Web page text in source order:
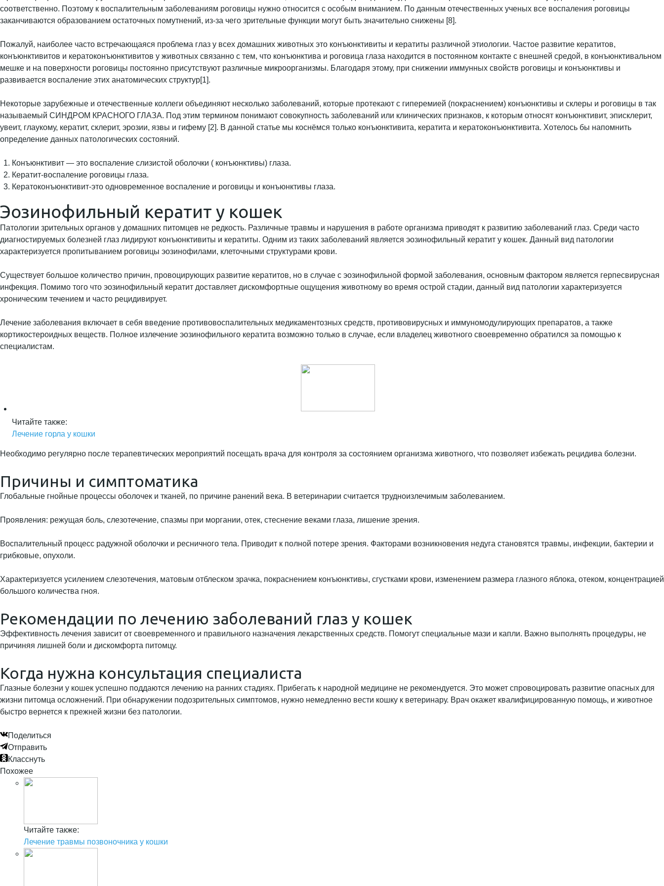
соответственно. Поэтому к воспалительным заболеваниям роговицы нужно относится с особым вниманием. По данным отечественных ученых все воспаления роговицы
заканчиваются образованием остаточных помутнений, из-за чего зрительные функции могут быть значительно снижены [8].
Пожалуй, наиболее часто встречающаяся проблема глаз у всех домашних животных это конъюнктивиты и кератиты различной этиологии. Частое развитие кератитов,
конъюнктивитов и кератоконъюнктивитов у животных связанно с тем, что конъюнктива и роговица глаза находится в постоянном контакте с внешней средой, в конъюнктивальном
мешке и на поверхности роговицы постоянно присутствуют различные микроорганизмы. Благодаря этому, при снижении иммунных свойств роговицы и конъюнктивы и
развивается воспаление этих анатомических структур[1].
Некоторые зарубежные и отечественные коллеги объединяют несколько заболеваний, которые протекают с гиперемией (покраснением) конъюнктивы и склеры и роговицы в так
называемый СИНДРОМ КРАСНОГО ГЛАЗА. Под этим термином понимают совокупность заболеваний или клинических признаков, к которым относят конъюнктивит, эписклерит,
увеит, глаукому, кератит, склерит, эрозии, язвы и гифему [2]. В данной статье мы коснёмся только конъюнктивита, кератита и кератоконъюнктивита. Хотелось бы напомнить
определение данных патологических состояний.
Конъюнктивит — это воспаление слизистой оболочки ( конъюнктивы) глаза.
Кератит-воспаление роговицы глаза.
Кератоконъюнктивит-это одновременное воспаление и роговицы и конъюнктивы глаза.
Эозинофильный кератит у кошек
Патологии зрительных органов у домашних питомцев не редкость. Различные травмы и нарушения в работе организма приводят к развитию заболеваний глаз. Среди часто
диагностируемых болезней глаз лидируют конъюнктивиты и кератиты. Одним из таких заболеваний является эозинофильный кератит у кошек. Данный вид патологии
характеризуется пропитыванием роговицы эозинофилами, клеточными структурами крови.
Существует большое количество причин, провоцирующих развитие кератитов, но в случае с эозинофильной формой заболевания, основным фактором является герпесвирусная
инфекция. Помимо того что эозинофильный кератит доставляет дискомфортные ощущения животному во время острой стадии, данный вид патологии характеризуется
хроническим течением и часто рецидивирует.
Лечение заболевания включает в себя введение противовоспалительных медикаментозных средств, противовирусных и иммуномодулирующих препаратов, а также
кортикостероидных веществ. Полное излечение эозинофильного кератита возможно только в случае, если владелец животного своевременно обратился за помощью к
специалистам.
Читайте также:
Лечение горла у кошки
Необходимо регулярно после терапевтических мероприятий посещать врача для контроля за состоянием организма животного, что позволяет избежать рецидива болезни.
Причины и симптоматика
Глобальные гнойные процессы оболочек и тканей, по причине ранений века. В ветеринарии считается трудноизлечимым заболеванием.
Проявления: режущая боль, слезотечение, спазмы при моргании, отек, стеснение веками глаза, лишение зрения.
Воспалительный процесс радужной оболочки и ресничного тела. Приводит к полной потере зрения. Факторами возникновения недуга становятся травмы, инфекции, бактерии и
грибковые, опухоли.
Характеризуется усилением слезотечения, матовым отблеском зрачка, покраснением конъюнктивы, сгустками крови, изменением размера глазного яблока, отеком, концентрацией
большого количества гноя.
Рекомендации по лечению заболеваний глаз у кошек
Эффективность лечения зависит от своевременного и правильного назначения лекарственных средств. Помогут специальные мази и капли. Важно выполнять процедуры, не
причиняя лишней боли и дискомфорта питомцу.
Когда нужна консультация специалиста
Глазные болезни у кошек успешно поддаются лечению на ранних стадиях. Прибегать к народной медицине не рекомендуется. Это может спровоцировать развитие опасных для
жизни питомца осложнений. При обнаружении подозрительных симптомов, нужно немедленно вести кошку к ветеринару. Врач окажет квалифицированную помощь, и животное
быстро вернется к прежней жизни без патологии.
Поделиться
Отправить
Класснуть
Похожее
Читайте также:
Лечение травмы позвоночника у кошки